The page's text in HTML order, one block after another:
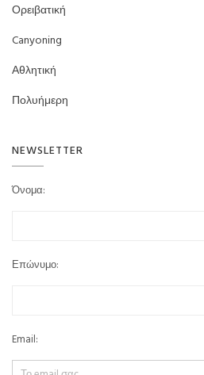
Ορειβατική
Canyoning
Αθλητική
Πολυήμερη
NEWSLETTER
Όνομα:
Επώνυμο:
Email: